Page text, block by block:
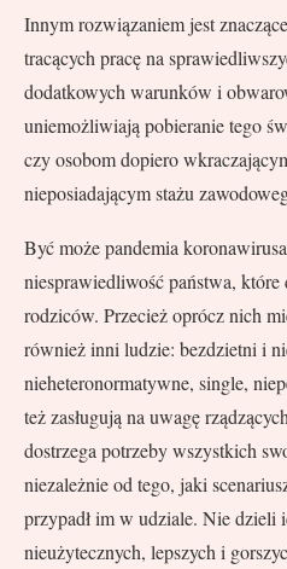
Innym rozwiązaniem jest
tracących pracę na
dodatkowych warunków i
uniemożliwiają pobieranie tego
czy osobom dopiero
nieposiadającym stażu
Być może pandemia
niesprawiedliwość państwa,
rodziców. Przecież oprócz nich
również inni ludzie: bezdzietni i
nieheteronormatywne, single,
też zasługują na uwagę
dostrzega potrzeby wszystkich
niezależnie od tego, jaki
przypadł im w udziale. Nie dzieli
nieużytecznych, lepszych i